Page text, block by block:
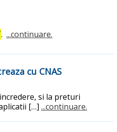
. ...continuare.
cu CNAS
si la preturi
[…] ...continuare.